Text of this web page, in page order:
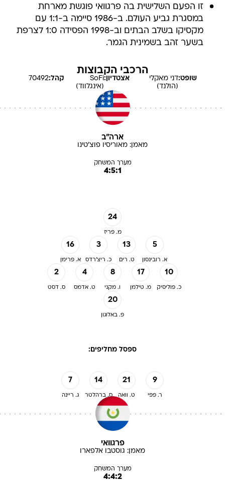
זו הפעם השלישית בה פרגוואי פוגשת מארחת
במסגרת גביע העולם. ב-1986 סיימה ב-1:1 עם
מקסיקו בשלב הבתים וב-1998 הפסידה 1:0 לצרפת
בשער זהב בשמינית הגמר.
הרכבי הקבוצות
שופט:דני מאקלי
(הולנד)
אצטדיון:SoFi
(אינגלווד)
קהל:70492
ארה"ב
מאמן: מאוריסיו פוצ'טינו
מערך המשחק
4:5:1
24
מ. פריז
16
א. פרימן
3
כ. ריצ'רדס
13
ט. רים
5
א. רובינסון
2
ס. דסט
4
ט. אדמס
8
ו. מקני
17
מ. טילמן
10
כ. פוליסיק
20
פ. באלוגון
ספסל מחליפים:
7
ג. ריינה
14
ס. ברהלטר
21
ט. וואה
9
ר. פפי
פרגוואי
מאמן: גוסטבו אלפארו
מערך המשחק
4:4:2